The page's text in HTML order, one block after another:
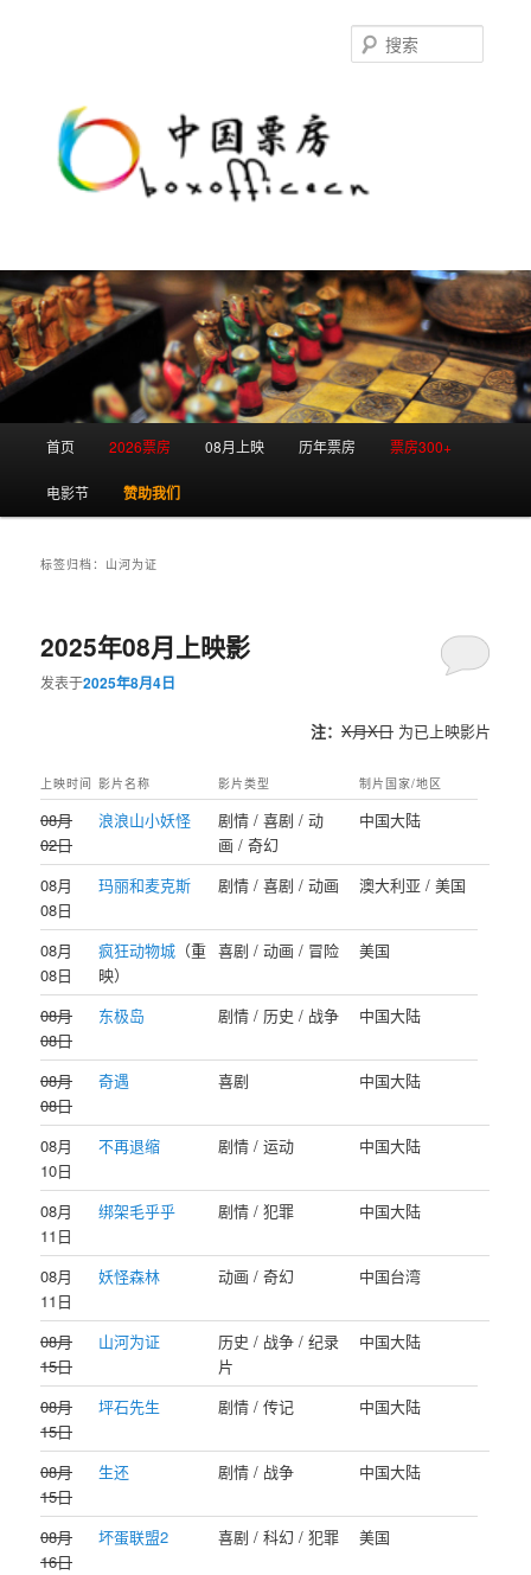
首页 2026票房 08月上映 历年票房 票房300+
电影节 赞助我们
标签归档： 山河为证
2025年08月上映影
发表于2025年8月4日
注： X月X日为已上映影片
上映时间 影片名称 影片类型 制片国家/地区
08月
02日
浪浪山小妖怪
剧情 / 喜剧 / 动
画 / 奇幻
中国大陆
08月
08日
玛丽和麦克斯 剧情 / 喜剧 / 动画 澳大利亚 / 美国
08月
08日
疯狂动物城 （重
映）
喜剧 / 动画 / 冒险 美国
08月
08日
东极岛 剧情 / 历史 / 战争 中国大陆
08月
08日
奇遇 喜剧 中国大陆
08月
10日
不再退缩 剧情 / 运动 中国大陆
08月
11日
绑架毛乎乎 剧情 / 犯罪 中国大陆
08月
11日
妖怪森林 动画 / 奇幻 中国台湾
08月
15日
山河为证
历史 / 战争 / 纪录
片
中国大陆
08月
15日
坪石先生 剧情 / 传记 中国大陆
08月
15日
生还 剧情 / 战争 中国大陆
08月
16日
坏蛋联盟2 喜剧 / 科幻 / 犯罪 美国